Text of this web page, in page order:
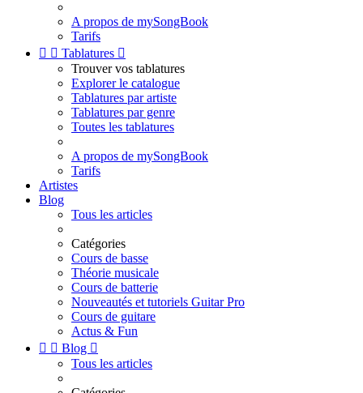
A propos de mySongBook
Tarifs
  Tablatures 
Trouver vos tablatures
Explorer le catalogue
Tablatures par artiste
Tablatures par genre
Toutes les tablatures
A propos de mySongBook
Tarifs
Artistes
Blog
Tous les articles
Catégories
Cours de basse
Théorie musicale
Cours de batterie
Nouveautés et tutoriels Guitar Pro
Cours de guitare
Actus & Fun
  Blog 
Tous les articles